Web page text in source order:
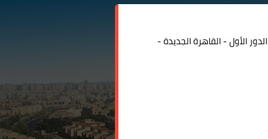
مدينة الرحاب المبنى الإداري مكتب 106 الدور الأول - القاهرة الجديدة -